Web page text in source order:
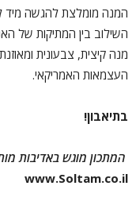
המנה מומלצת להגשה מיד
השילוב בין המתיקות של
מנה קיצית, צבעונית
העצמאות האמריקאי.
בתיאבון!
המתכון מוגש באדיבות
www.Soltam.co.il